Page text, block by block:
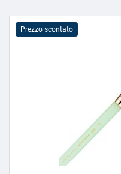
Prezzo scontato